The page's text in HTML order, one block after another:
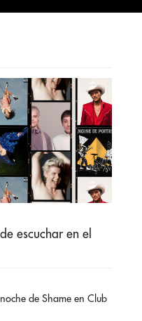
escuchar en el
de Shame en Club